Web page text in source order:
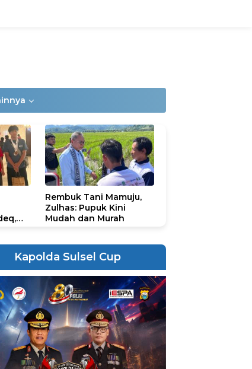
Rembuk Tani Mamuju,
Zulhas: Pupuk Kini
Mudah dan Murah
Kapolda Sulsel Cup